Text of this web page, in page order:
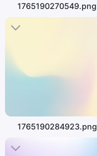
1765190270549.png
1765190284923.png